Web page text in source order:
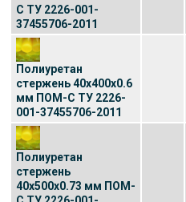
С ТУ 2226-001-
37455706-2011
Полиуретан
стержень 40x400x0.6
мм ПОМ-С ТУ 2226-
001-37455706-2011
Полиуретан
стержень
40x500x0.73 мм ПОМ-